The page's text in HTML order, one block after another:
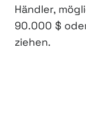
Händler,
90.000 $
ziehen.